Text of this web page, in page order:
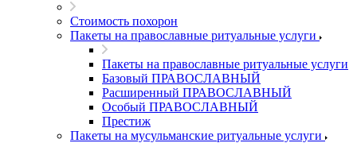
Стоимость похорон
Пакеты на православные ритуальные услуги
Пакеты на православные ритуальные услуги
Базовый ПРАВОСЛАВНЫЙ
Расширенный ПРАВОСЛАВНЫЙ
Особый ПРАВОСЛАВНЫЙ
Престиж
Пакеты на мусульманские ритуальные услуги